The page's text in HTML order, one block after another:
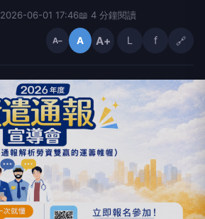
2026-06-01 17:46📖 4 分鐘閱讀
A− A A+ L f 🔗